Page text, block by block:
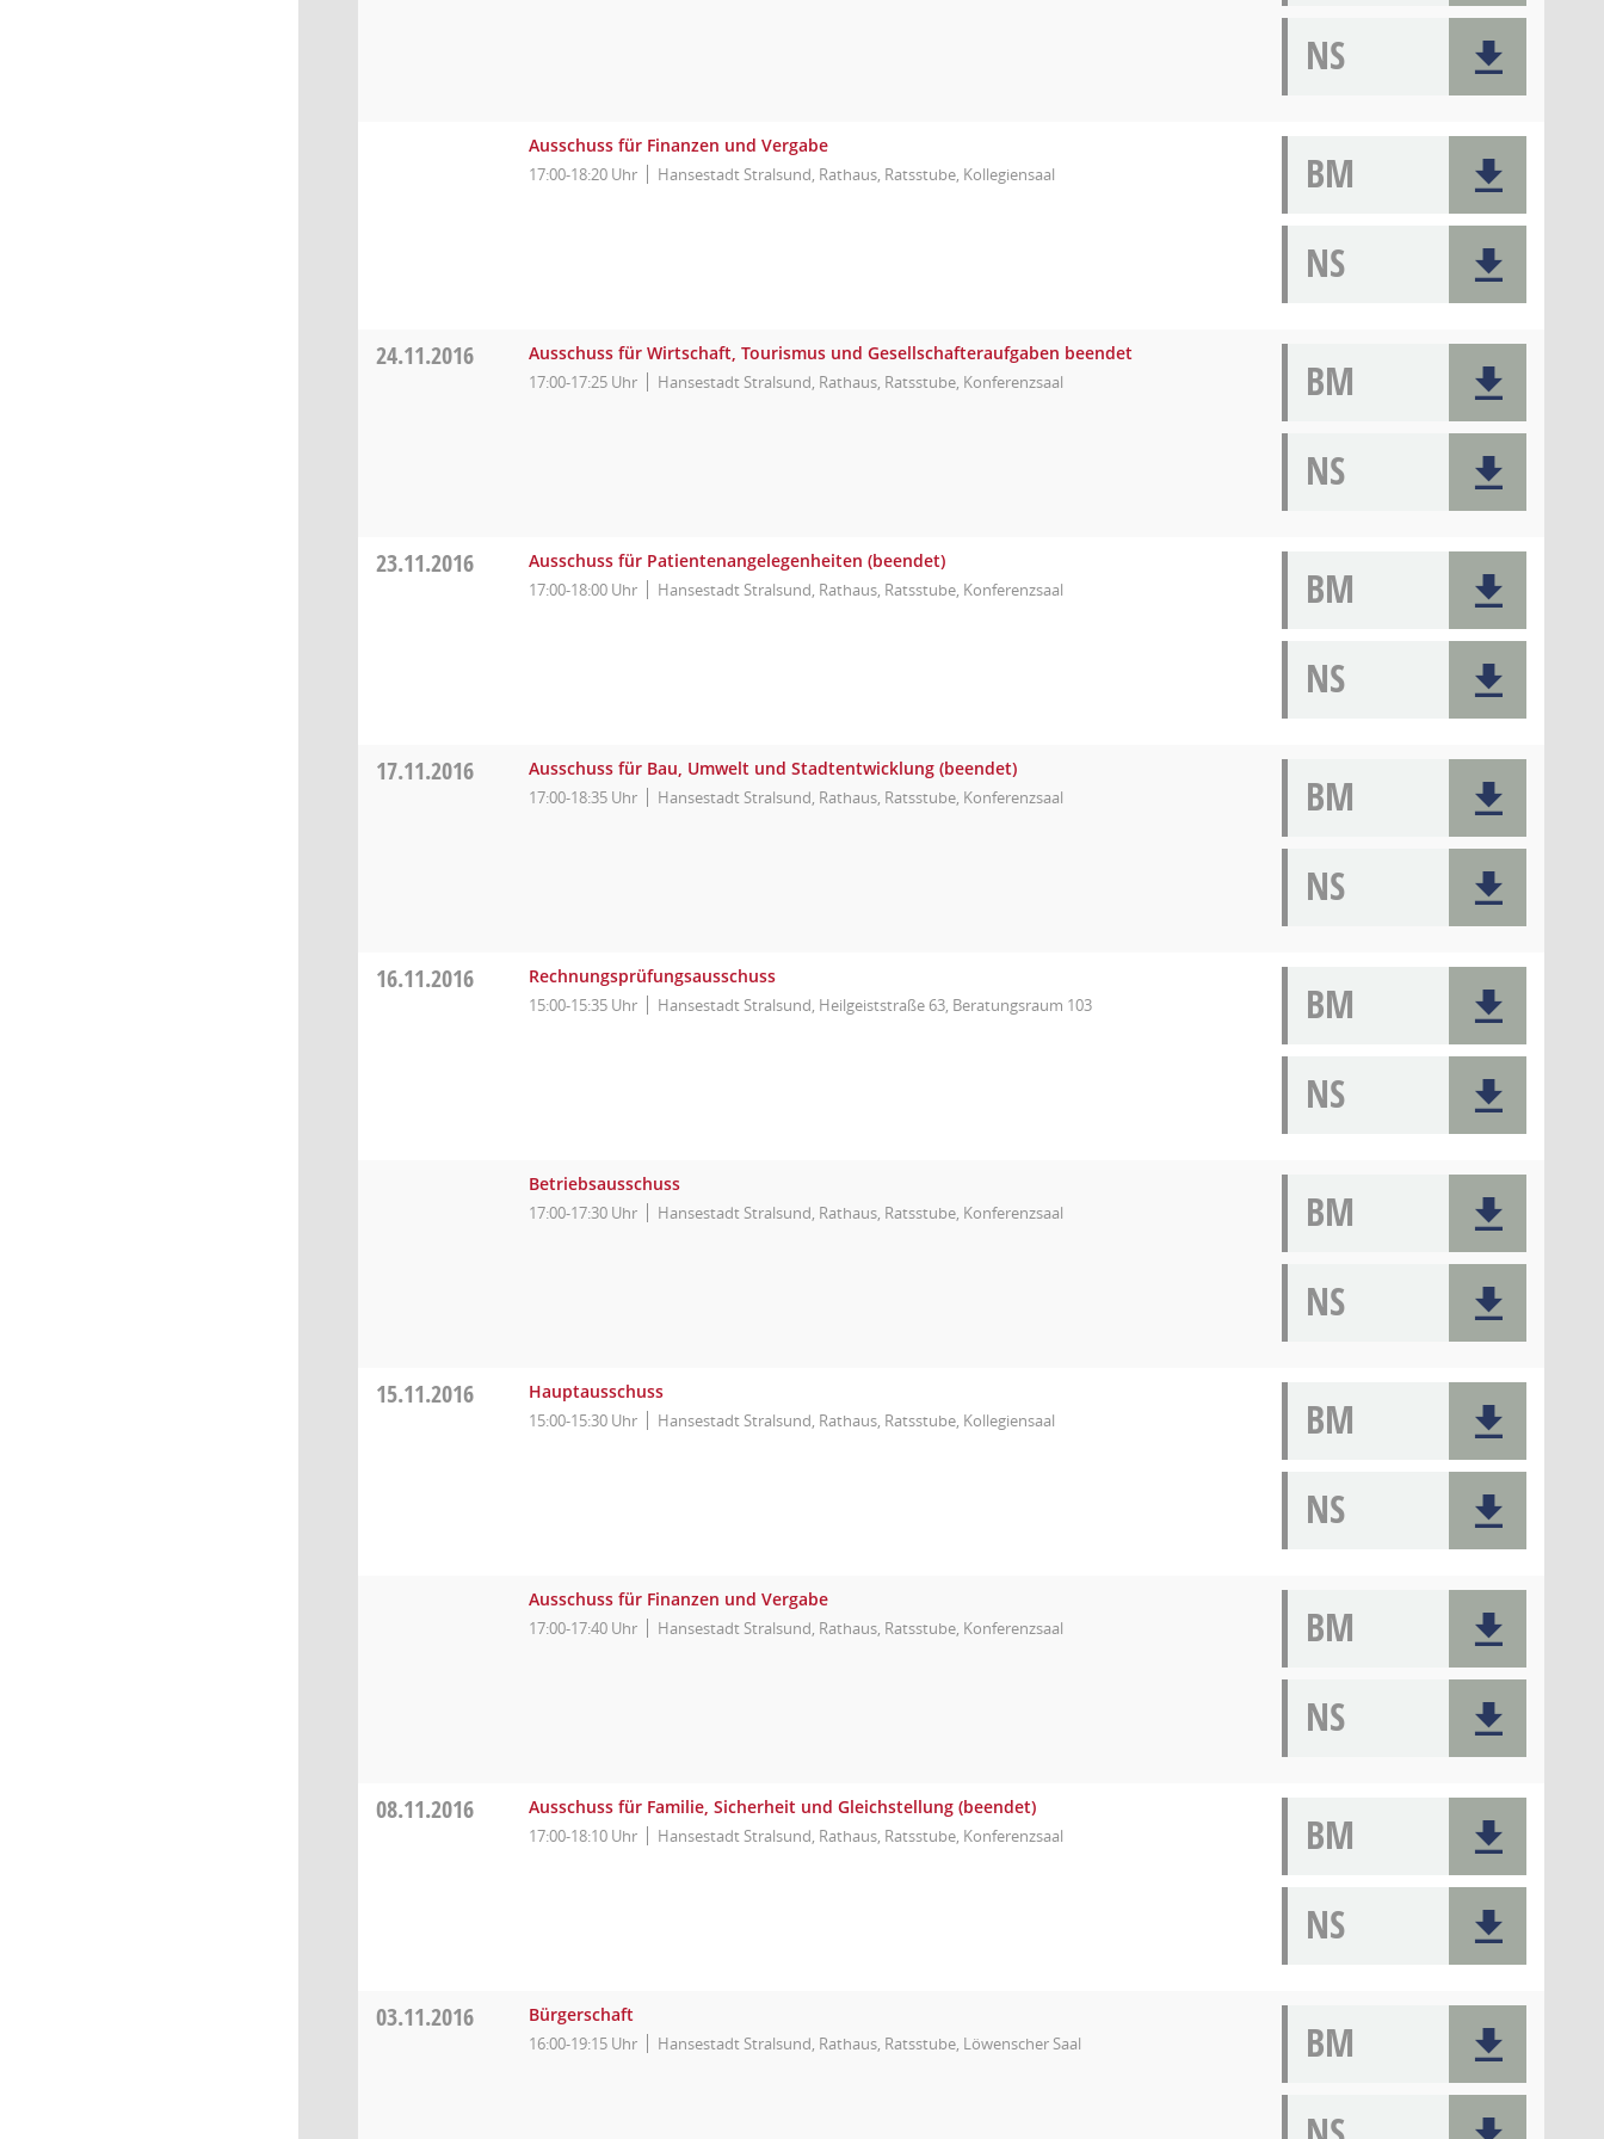
NS
Ausschuss für Finanzen und Vergabe
17:00-18:20 Uhr Hansestadt Stralsund, Rathaus, Ratsstube, Kollegiensaal
BM
NS
24.11.2016 Ausschuss für Wirtschaft, Tourismus und Gesellschafteraufgaben beendet
17:00-17:25 Uhr Hansestadt Stralsund, Rathaus, Ratsstube, Konferenzsaal
BM
NS
23.11.2016 Ausschuss für Patientenangelegenheiten (beendet)
17:00-18:00 Uhr Hansestadt Stralsund, Rathaus, Ratsstube, Konferenzsaal
BM
NS
17.11.2016 Ausschuss für Bau, Umwelt und Stadtentwicklung (beendet)
17:00-18:35 Uhr Hansestadt Stralsund, Rathaus, Ratsstube, Konferenzsaal
BM
NS
16.11.2016 Rechnungsprüfungsausschuss
15:00-15:35 Uhr Hansestadt Stralsund, Heilgeiststraße 63, Beratungsraum 103
BM
NS
Betriebsausschuss
17:00-17:30 Uhr Hansestadt Stralsund, Rathaus, Ratsstube, Konferenzsaal
BM
NS
15.11.2016 Hauptausschuss
15:00-15:30 Uhr Hansestadt Stralsund, Rathaus, Ratsstube, Kollegiensaal
BM
NS
Ausschuss für Finanzen und Vergabe
17:00-17:40 Uhr Hansestadt Stralsund, Rathaus, Ratsstube, Konferenzsaal
BM
NS
08.11.2016 Ausschuss für Familie, Sicherheit und Gleichstellung (beendet)
17:00-18:10 Uhr Hansestadt Stralsund, Rathaus, Ratsstube, Konferenzsaal
BM
NS
03.11.2016 Bürgerschaft
16:00-19:15 Uhr Hansestadt Stralsund, Rathaus, Ratsstube, Löwenscher Saal
BM